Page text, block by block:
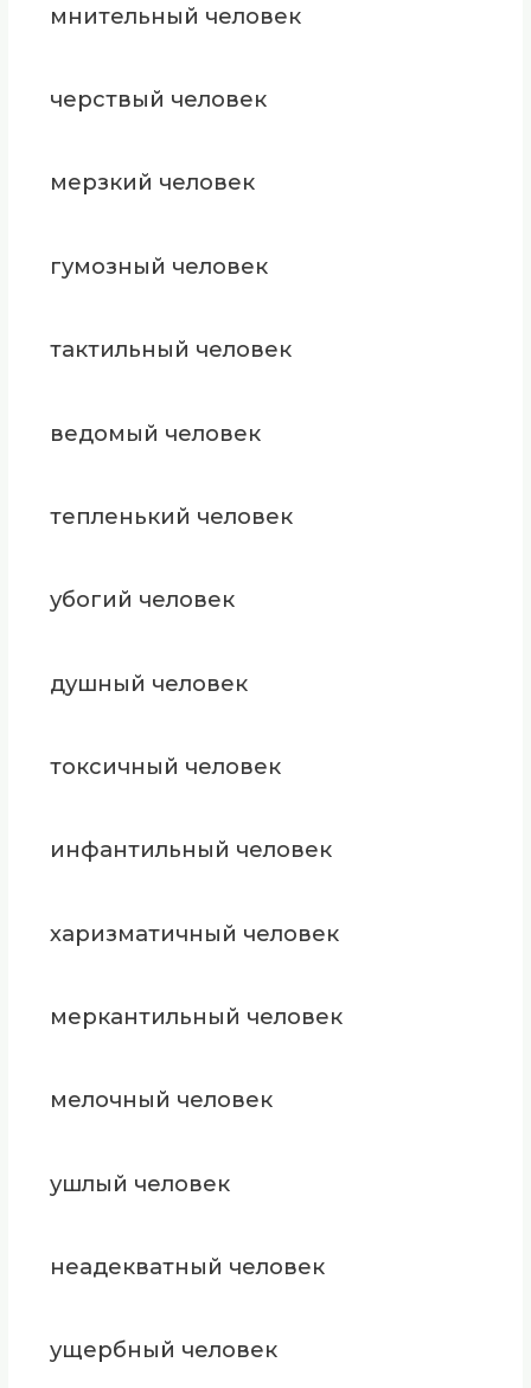
мнительный человек
черствый человек
мерзкий человек
гумозный человек
тактильный человек
ведомый человек
тепленький человек
убогий человек
душный человек
токсичный человек
инфантильный человек
харизматичный человек
меркантильный человек
мелочный человек
ушлый человек
неадекватный человек
ущербный человек